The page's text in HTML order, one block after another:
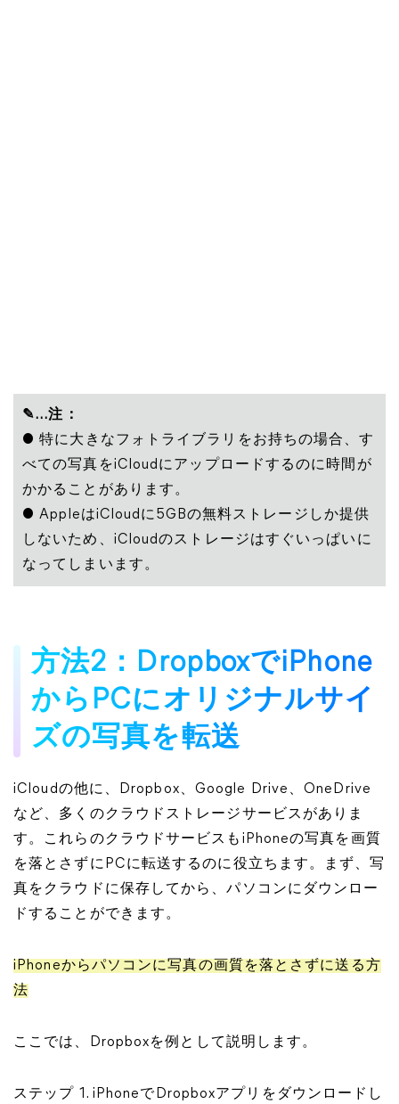
✎...注：
● 特に大きなフォトライブラリをお持ちの場合、す
べての写真をiCloudにアップロードするのに時間が
かかることがあります。
● AppleはiCloudに5GBの無料ストレージしか提供
しないため、iCloudのストレージはすぐいっぱいに
なってしまいます。
方法2：DropboxでiPhone
からPCにオリジナルサイ
ズの写真を転送
iCloudの他に、Dropbox、Google Drive、OneDrive
など、多くのクラウドストレージサービスがありま
す。これらのクラウドサービスもiPhoneの写真を画質
を落とさずにPCに転送するのに役立ちます。まず、写
真をクラウドに保存してから、パソコンにダウンロー
ドすることができます。
iPhoneからパソコンに写真の画質を落とさずに送る方
法
ここでは、Dropboxを例として説明します。
ステップ 1. iPhoneでDropboxアプリをダウンロードし